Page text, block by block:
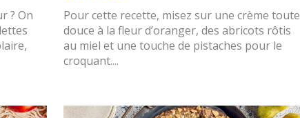
? On
Pour cette recette, misez sur une crème toute
douce à la fleur d’oranger, des abricots rôtis
au miel et une touche de pistaches pour le
croquant....